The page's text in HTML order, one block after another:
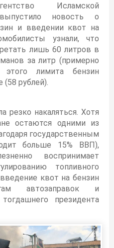
Исламской
новость о
и введении квот на
узнали, что
лишь 60 литров в
за литр (примерно
лимита бензин
рублей).
резко накаляться. Хотя
остаются одними из
государственным
больше 15% ВВП),
воспринимает
топливного
квот на бензин
автозаправок и
президента